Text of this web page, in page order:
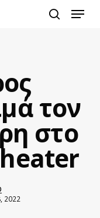
Menu
τον
στο
2022